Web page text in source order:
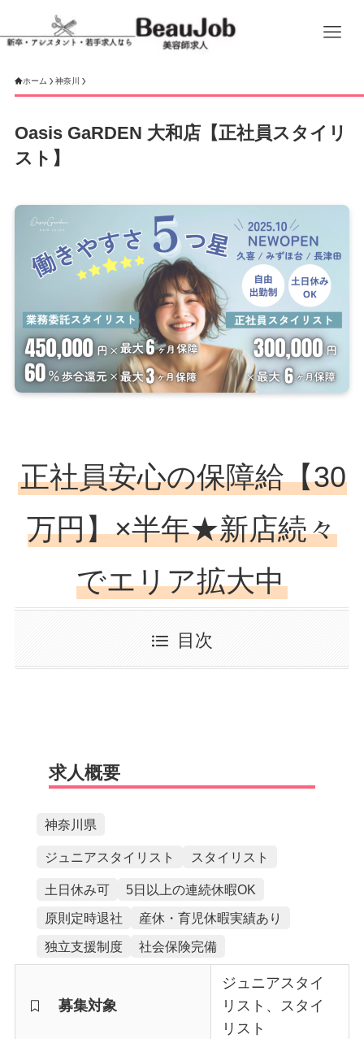
ホーム 神奈川
Oasis GaRDEN 大和店【正社員スタイリ
スト】
正社員安心の保障給【30
万円】×半年★新店続々
でエリア拡大中
目次
求人概要
神奈川県
ジュニアスタイリスト スタイリスト
土日休み可
5日以上の連続休暇OK
原則定時退社
産休・育児休暇実績あり
独立支援制度
社会保険完備
募集対象
ジュニアスタイ
リスト、スタイ
リスト